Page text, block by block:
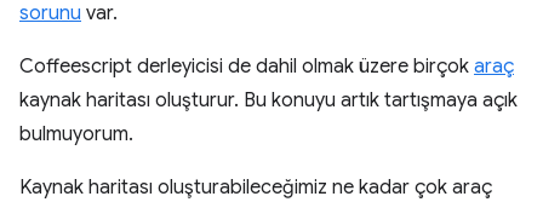
sorunu var.
Coffeescript derleyicisi de dahil olmak üzere birçok araç
kaynak haritası oluşturur. Bu konuyu artık tartışmaya açık
bulmuyorum.
Kaynak haritası oluşturabileceğimiz ne kadar çok araç